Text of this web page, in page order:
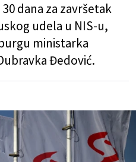
dana za završetak
udela u NIS-u,
ministarka
Đedović.